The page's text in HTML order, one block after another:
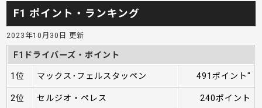
F1 ポイント・ランキング
2023年10月30日 更新
F1ドライバーズ・ポイント
1位 マックス･フェルスタッペン 491ポイント"
2位 セルジオ・ペレス 240ポイント